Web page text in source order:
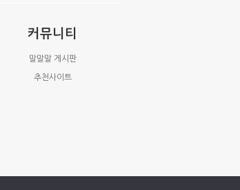
커뮤니티
말말말 게시판
추천사이트